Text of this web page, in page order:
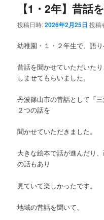
【1・2年】昔話
投稿日時:2026年2月25日 投稿
幼稚園・１・２年生で、語
昔話を聞かせていただいた
しませてもらいました。
丹波篠山市の昔話として「
２つの話を
聞かせていただきました。
大きな絵本で話が進んだり
の話もあり
見ていて楽しかったです。
地域の昔話を聞いて、